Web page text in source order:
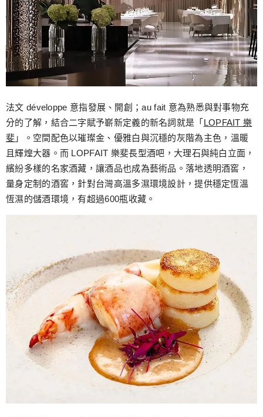
法文 développe 意指發展、開創；au fait 意為熟悉與對事物充
分的了解，結合二字賦予嶄新定義的新名詞就是「 LOPFAIT 樂
斐 」。空間配色以璀璨金、優雅白與沉穩的灰階為主色，溫暖
且輝煌大器。而 LOPFAIT 樂斐長型酒吧，大理石與純白立面，
繽紛多樣的名家酒藏，讓酒品也成為藝術品。落地透明酒窖，
量身定制的酒窖，針對台灣高溫多濕環境設計，提供穩定恆溫
恆濕的儲酒環境，有超過600瓶收藏。